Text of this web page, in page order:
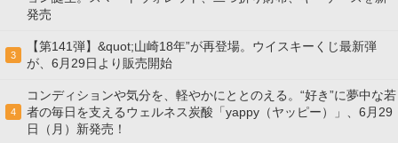
発売
3
【第141弾】&quot;山崎18年”が再登場。ウイスキーくじ最新弾
が、6月29日より販売開始
4
コンディションや気分を、軽やかにととのえる。“好き”に夢中な若
者の毎日を支えるウェルネス炭酸「yappy（ヤッピー）」、6月29
日（月）新発売！